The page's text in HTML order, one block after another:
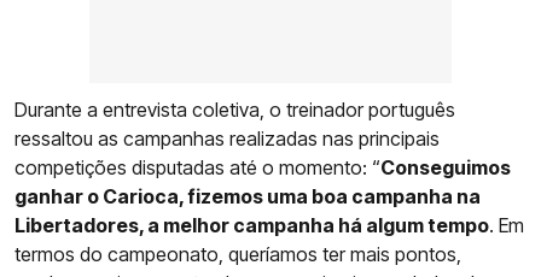
Durante a entrevista coletiva, o treinador português
ressaltou as campanhas realizadas nas principais
competições disputadas até o momento: “Conseguimos
ganhar o Carioca, fizemos uma boa campanha na
Libertadores, a melhor campanha há algum tempo. Em
termos do campeonato, queríamos ter mais pontos,